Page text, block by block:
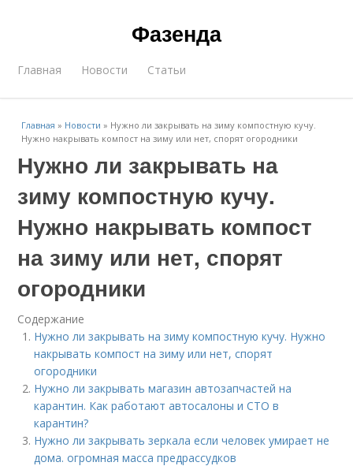
Фазенда
Главная Новости Статьи
Главная » Новости » Нужно ли закрывать на зиму компостную кучу.
Нужно накрывать компост на зиму или нет, спорят огородники
Нужно ли закрывать на
зиму компостную кучу.
Нужно накрывать компост
на зиму или нет, спорят
огородники
Содержание
Нужно ли закрывать на зиму компостную кучу. Нужно
накрывать компост на зиму или нет, спорят
огородники
Нужно ли закрывать магазин автозапчастей на
карантин. Как работают автосалоны и СТО в
карантин?
Нужно ли закрывать зеркала если человек умирает не
дома. огромная масса предрассудков